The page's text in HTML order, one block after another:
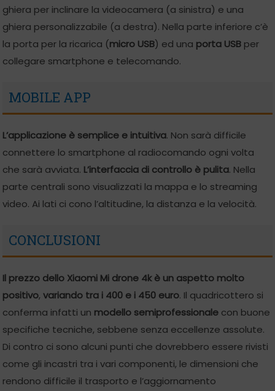
ghiera per inclinare la videocamera (a sinistra) e una
ghiera personalizzabile (a destra). Nella parte inferiore c’è
la porta per la ricarica (micro USB) ed una porta USB per
collegare smartphone e telecomando.
MOBILE APP
L’applicazione è semplice e intuitiva. Non sarà difficile
connettere lo smartphone al radiocomando ogni volta
che sarà avviata. L’interfaccia di controllo è pulita. Nella
parte centrali sono visualizzati la mappa e lo streaming
video. Ai lati ci cono l’altitudine, la distanza e la velocità.
CONCLUSIONI
Il prezzo dello Xiaomi Mi drone 4k è un aspetto molto
positivo,variando tra i 400 e i 450 euro. Il quadricottero si
conferma infatti un modello semiprofessionale con buone
specifiche tecniche, sebbene senza eccellenze assolute.
Di contro ci sono alcuni punti che dovrebbero essere rivisti
come gli incastri tra i vari componenti, le dimensioni che
rendono difficile il trasporto e l’aggiornamento